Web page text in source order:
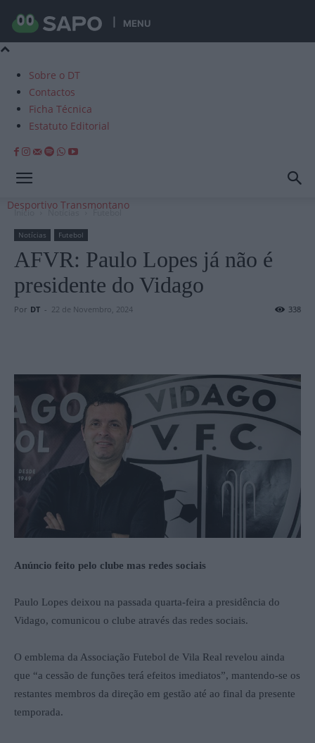
MENU
Sobre o DT
Contactos
Ficha Técnica
Estatuto Editorial
Desportivo Transmontano
Início Notícias Futebol
Notícias Futebol
AFVR: Paulo Lopes já não é
presidente do Vidago
Por DT - 22 de Novembro, 2024 338
Anúncio feito pelo clube mas redes sociais
Paulo Lopes deixou na passada quarta-feira a presidência do
Vidago, comunicou o clube através das redes sociais.
O emblema da Associação Futebol de Vila Real revelou ainda
que “a cessão de funções terá efeitos imediatos”, mantendo-se os
restantes membros da direção em gestão até ao final da presente
temporada.